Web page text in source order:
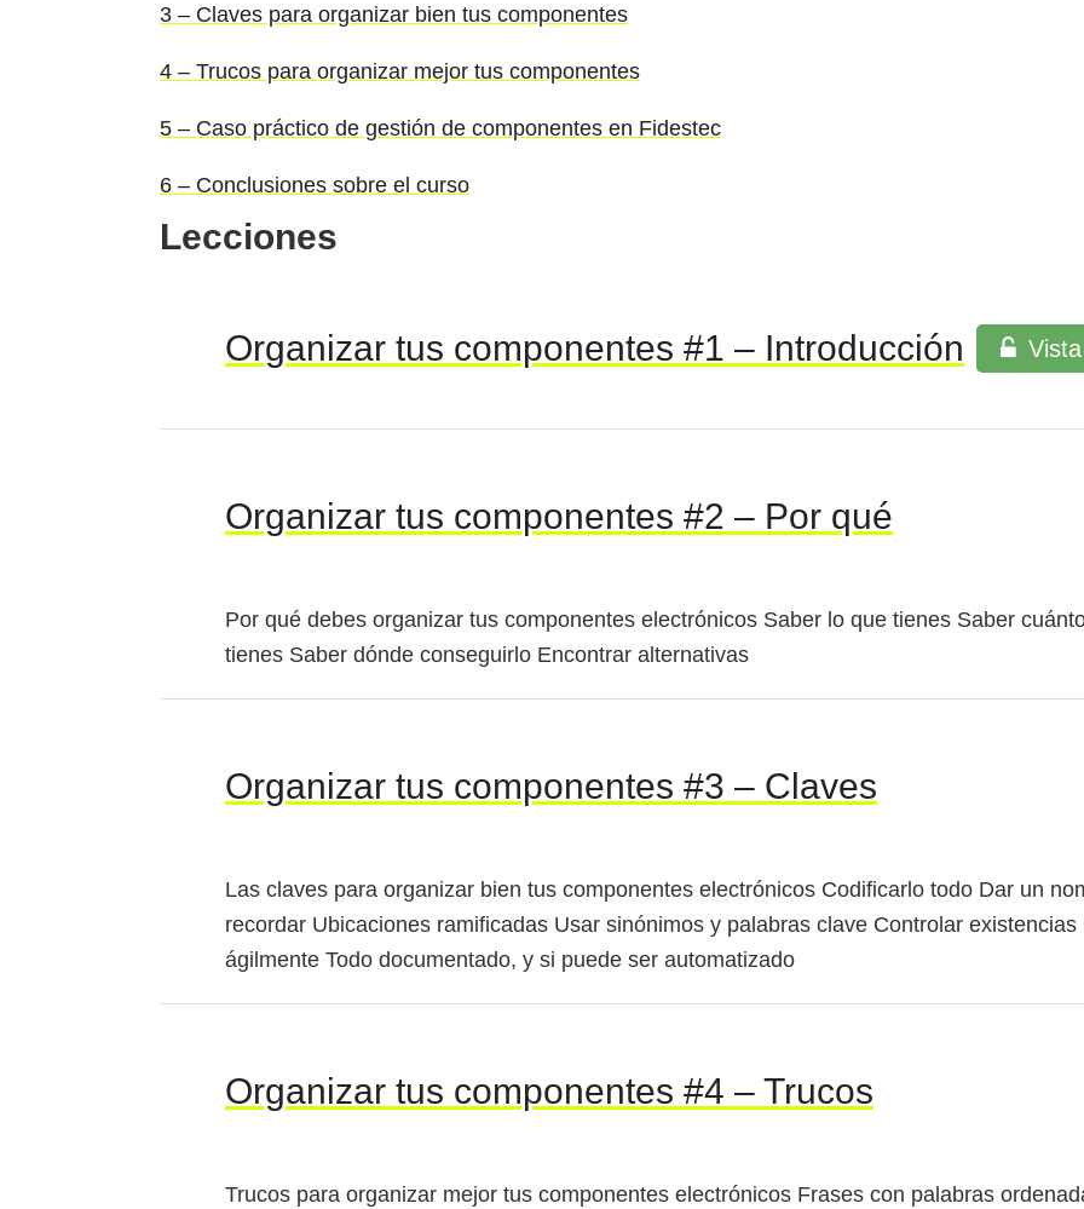
3 – Claves para organizar bien tus componentes
4 – Trucos para organizar mejor tus componentes
5 – Caso práctico de gestión de componentes en Fidestec
6 – Conclusiones sobre el curso
Lecciones
Organizar tus componentes #1 – Introducción
Organizar tus componentes #2 – Por qué
Por qué debes organizar tus componentes electrónicos Saber lo que tienes Saber
tienes Saber dónde conseguirlo Encontrar alternativas
Organizar tus componentes #3 – Claves
Las claves para organizar bien tus componentes electrónicos Codificarlo todo Dar un
recordar Ubicaciones ramificadas Usar sinónimos y palabras clave Controlar
ágilmente Todo documentado, y si puede ser automatizado
Organizar tus componentes #4 – Trucos
Trucos para organizar mejor tus componentes electrónicos Frases con palabras